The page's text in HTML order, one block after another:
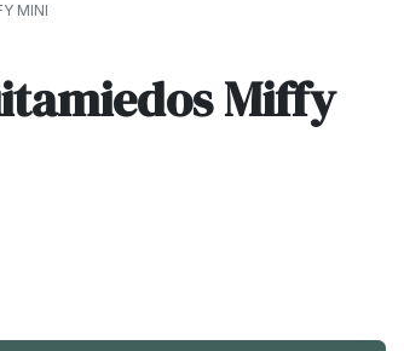
MINI
Miffy